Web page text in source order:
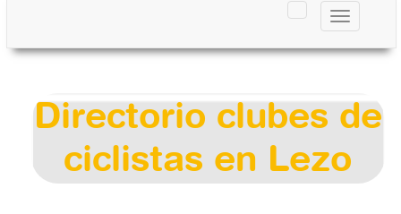
Toggle
navigation
Directorio clubes de
ciclistas en Lezo